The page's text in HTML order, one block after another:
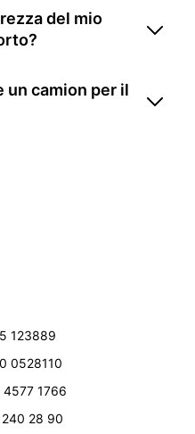
del mio
un camion per il
123889
0528110
1766
28 90